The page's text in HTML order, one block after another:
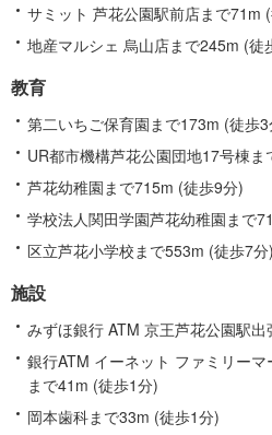
サミット 芦花公園駅前店まで71m
地産マルシェ 烏山店まで245m (徒
教育
第二いちご保育園まで173m (徒歩3
UR都市機構芦花公園団地17号棟
芦花幼稚園まで715m (徒歩9分)
学校法人関田学園芦花幼稚園まで
区立芦花小学校まで553m (徒歩7分)
施設
みずほ銀行 ATM 京王芦花公園駅
銀行ATM イーネット ファミリー
まで41m (徒歩1分)
岡本歯科まで33m (徒歩1分)